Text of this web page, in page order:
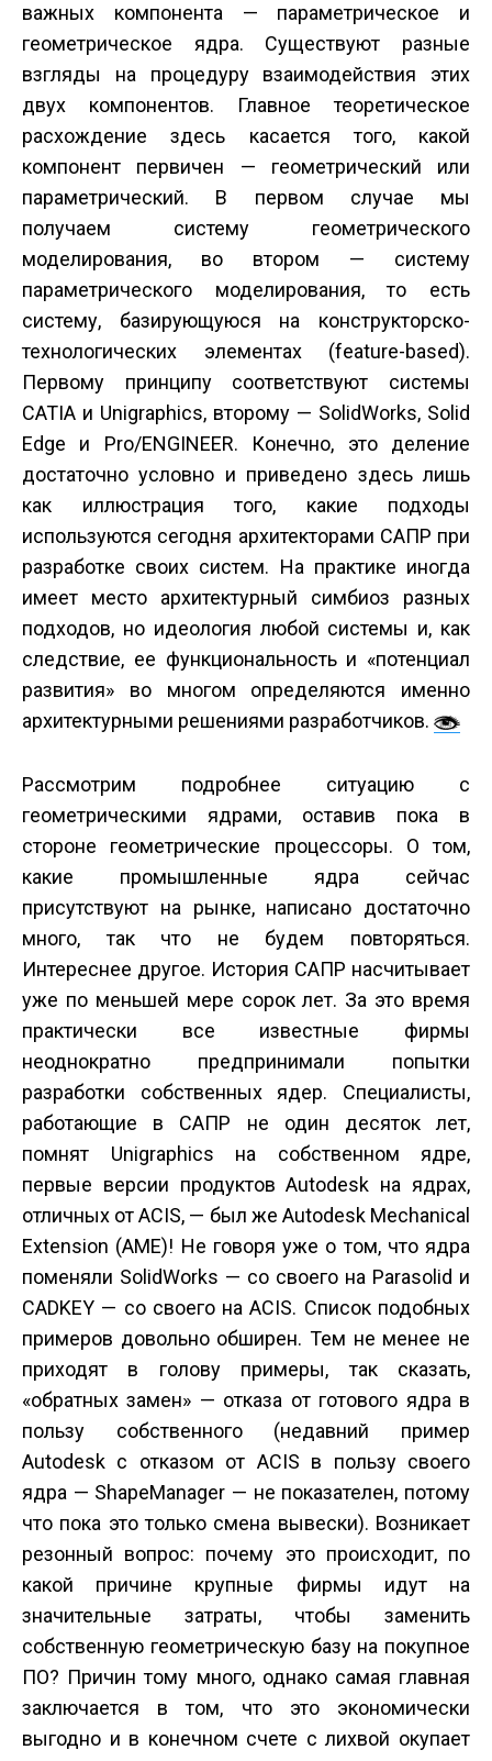
важных компонента — параметрическое и
геометрическое ядра. Существуют разные
взгляды на процедуру взаимодействия этих
двух компонентов. Главное теоретическое
расхождение здесь касается того, какой
компонент первичен — геометрический или
параметрический. В первом случае мы
получаем систему геометрического
моделирования, во втором — систему
параметрического моделирования, то есть
систему, базирующуюся на конструкторско-
технологических элементах (feature-based).
Первому принципу соответствуют системы
CATIA и Unigraphics, второму — SolidWorks, Solid
Edge и Pro/ENGINEER. Конечно, это деление
достаточно условно и приведено здесь лишь
как иллюстрация того, какие подходы
используются сегодня архитекторами САПР при
разработке своих систем. На практике иногда
имеет место архитектурный симбиоз разных
подходов, но идеология любой системы и, как
следствие, ее функциональность и «потенциал
развития» во многом определяются именно
архитектурными решениями разработчиков.
Рассмотрим подробнее ситуацию с
геометрическими ядрами, оставив пока в
стороне геометрические процессоры. О том,
какие промышленные ядра сейчас
присутствуют на рынке, написано достаточно
много, так что не будем повторяться.
Интереснее другое. История САПР насчитывает
уже по меньшей мере сорок лет. За это время
практически все известные фирмы
неоднократно предпринимали попытки
разработки собственных ядер. Специалисты,
работающие в САПР не один десяток лет,
помнят Unigraphics на собственном ядре,
первые версии продуктов Autodesk на ядрах,
отличных от ACIS, — был же Autodesk Mechanical
Extension (AME)! Не говоря уже о том, что ядра
поменяли SolidWorks — со своего на Parasolid и
CADKEY — со своего на ACIS. Список подобных
примеров довольно обширен. Тем не менее не
приходят в голову примеры, так сказать,
«обратных замен» — отказа от готового ядра в
пользу собственного (недавний пример
Autodesk с отказом от ACIS в пользу своего
ядра — ShapeManager — не показателен, потому
что пока это только смена вывески). Возникает
резонный вопрос: почему это происходит, по
какой причине крупные фирмы идут на
значительные затраты, чтобы заменить
собственную геометрическую базу на покупное
ПО? Причин тому много, однако самая главная
заключается в том, что это экономически
выгодно и в конечном счете с лихвой окупает